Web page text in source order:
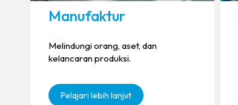
Manufaktur
Melindungi orang, aset, dan
kelancaran produksi.
Pelajari lebih lanjut